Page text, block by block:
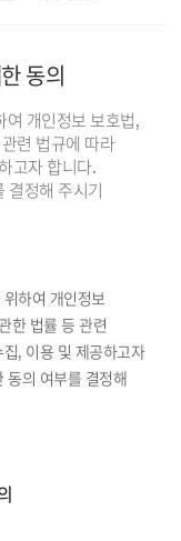
동의
여 개인정보 보호법,
련 법규에 따라
고자 합니다.
결정해 주시기
하여 개인정보
한 법률 등 관련
, 이용 및 제공하고자
동의 여부를 결정해